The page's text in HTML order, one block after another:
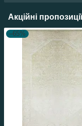
Акційні
–65%